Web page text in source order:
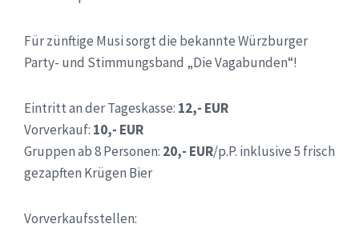
Für zünftige Musi sorgt die bekannte Würzburger
Party- und Stimmungsband „Die Vagabunden“!
Eintritt an der Tageskasse: 12,- EUR
Vorverkauf: 10,- EUR
Gruppen ab 8 Personen: 20,- EUR/p.P. inklusive 5 frisch
gezapften Krügen Bier
Vorverkaufsstellen: